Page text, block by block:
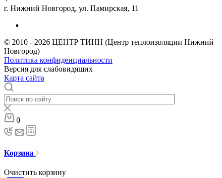
г. Нижний Новгород, ул. Памирская, 11
© 2010 - 2026 ЦЕНТР ТИНН (Центр теплоизоляции Нижний
Новгород)
Политика конфиденциальности
Версия для слабовидящих
Карта сайта
0
Корзина
Очистить корзину